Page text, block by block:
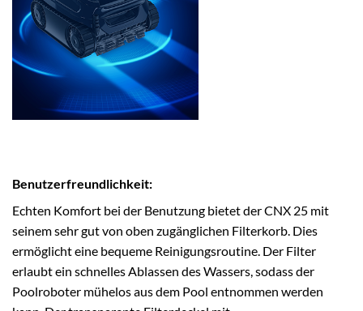
Benutzerfreundlichkeit:
Echten Komfort bei der Benutzung bietet der CNX 25 mit
seinem sehr gut von oben zugänglichen Filterkorb. Dies
ermöglicht eine bequeme Reinigungsroutine. Der Filter
erlaubt ein schnelles Ablassen des Wassers, sodass der
Poolroboter mühelos aus dem Pool entnommen werden